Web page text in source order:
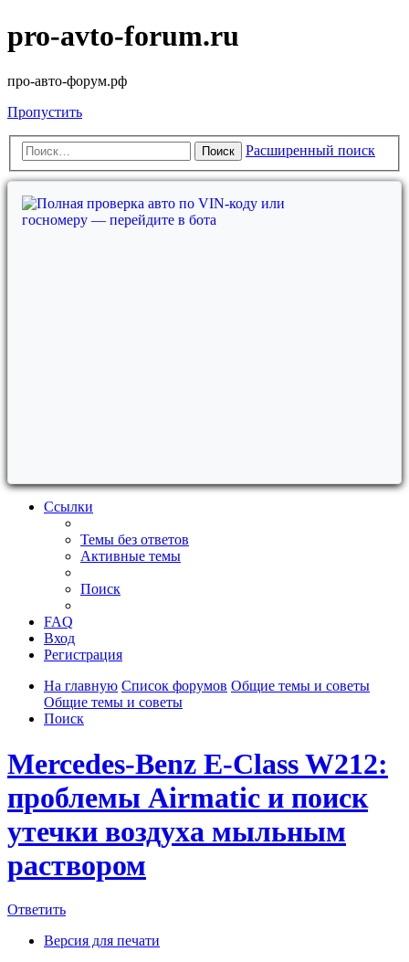
pro-avto-forum.ru
про-авто-форум.рф
Пропустить
Поиск Расширенный поиск
Ссылки
Темы без ответов
Активные темы
Поиск
FAQ
Вход
Регистрация
На главную Список форумов Общие темы и советы
Общие темы и советы
Поиск
Mercedes-Benz E-Class W212:
проблемы Airmatic и поиск
утечки воздуха мыльным
раствором
Ответить
Версия для печати